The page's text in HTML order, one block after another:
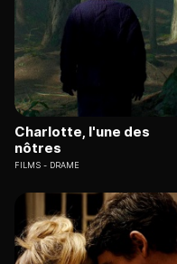
Charlotte, l'une des
nôtres
FILMS DRAME